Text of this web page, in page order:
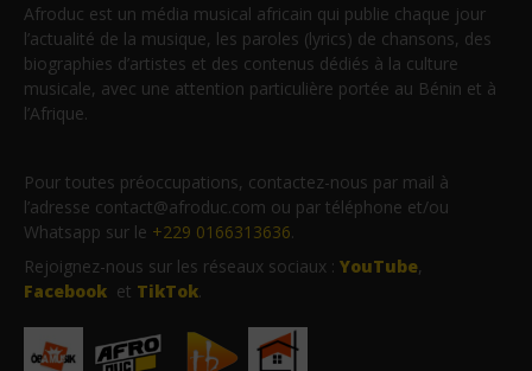
Afroduc est un média musical africain qui publie chaque jour
l’actualité de la musique, les paroles (lyrics) de chansons, des
biographies d’artistes et des contenus dédiés à la culture
musicale, avec une attention particulière portée au Bénin et à
l’Afrique.
Pour toutes préoccupations, contactez-nous par mail à
l’adresse contact@afroduc.com ou par téléphone et/ou
Whatsapp sur le +229 0166313636.
Rejoignez-nous sur les réseaux sociaux : YouTube,
Facebook et TikTok.